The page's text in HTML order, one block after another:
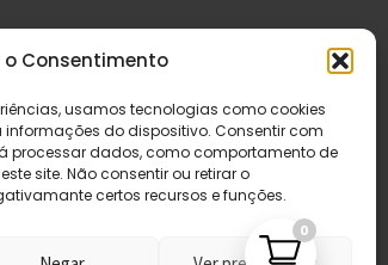
o Consentimento
usamos tecnologias como cookies
do dispositivo. Consentir com
processar dados, como comportamento de
site. Não consentir ou retirar o
certos recursos e funções.
0